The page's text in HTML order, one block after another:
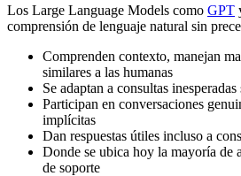
Los Large Language Models como GPT
comprensión de lenguaje natural sin
Comprenden contexto, manejan
similares a las humanas
Se adaptan a consultas
Participan en conversaciones
implícitas
Dan respuestas útiles incluso a
Donde se ubica hoy la mayoría de
de soporte